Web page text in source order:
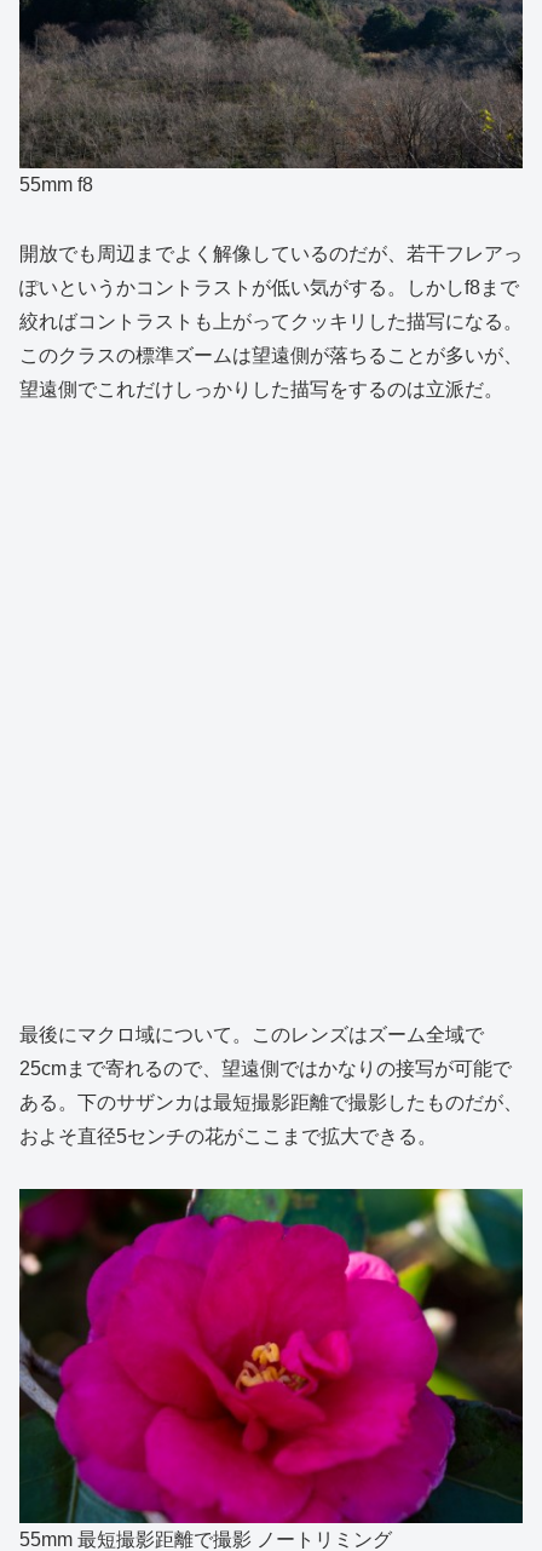
55mm f8
開放でも周辺までよく解像しているのだが、若干フレアっ
ぽいというかコントラストが低い気がする。しかしf8まで
絞ればコントラストも上がってクッキリした描写になる。
このクラスの標準ズームは望遠側が落ちることが多いが、
望遠側でこれだけしっかりした描写をするのは立派だ。
最後にマクロ域について。このレンズはズーム全域で
25cmまで寄れるので、望遠側ではかなりの接写が可能で
ある。下のサザンカは最短撮影距離で撮影したものだが、
およそ直径5センチの花がここまで拡大できる。
55mm 最短撮影距離で撮影 ノートリミング